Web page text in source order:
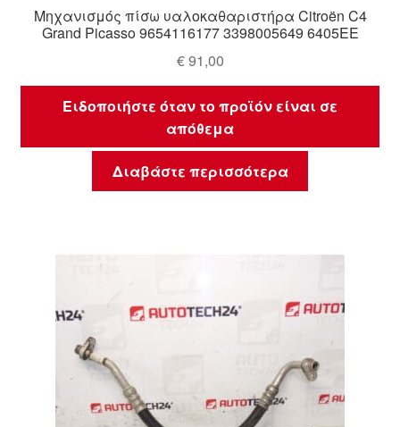
Μηχανισμός πίσω υαλοκαθαριστήρα Citroën C4
Grand Picasso 9654116177 3398005649 6405EE
€91,00
Ειδοποιήστε όταν το προϊόν είναι σε
απόθεμα
Διαβάστε περισσότερα